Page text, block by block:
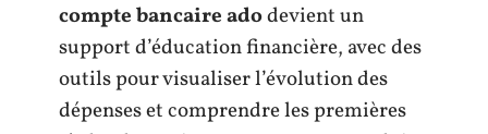
compte bancaire adodevient un
support d’éducation financière, avec des
outils pour visualiser l’évolution des
dépenses et comprendre les premières